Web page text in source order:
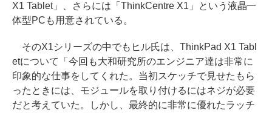
X1 Tablet」、さらには「ThinkCentre X1」という液晶一
体型PCも用意されている。
そのX1シリーズの中でもヒル氏は、ThinkPad X1 Tabl
etについて「今回も大和研究所のエンジニア達は非常に
印象的な仕事をしてくれた。当初スケッチで見せたもら
ったときには、モジュールを取り付けるにはネジが必要
だと考えていた。しかし、最終的に非常に優れたラッチ